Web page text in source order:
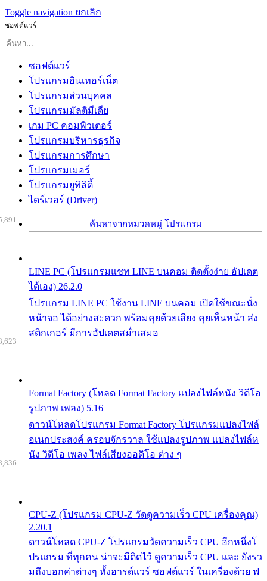
Toggle navigation ยกเลิก
ซอฟต์แวร์
ซอฟต์แวร์
โปรแกรมอินเทอร์เน็ต
โปรแกรมส่วนบุคคล
โปรแกรมมัลติมีเดีย
เกม PC คอมพิวเตอร์
โปรแกรมบริหารธุรกิจ
โปรแกรมการศึกษา
โปรแกรมเมอร์
โปรแกรมยูทิลิตี้
ไดร์เวอร์ (Driver)
ค้นหาจากหมวดหมู่ โปรแกรม
LINE PC (โปรแกรมแชท LINE บนคอม ติดตั้งง่าย อัปเดต
ได้เอง) 26.2.0
โปรแกรม LINE PC ใช้งาน LINE บนคอม เปิดใช้ขณะนั่ง
หน้าจอ ได้อย่างสะดวก พร้อมคุยด้วยเสียง คุยเห็นหน้า ส่ง
สติกเกอร์ มีการอัปเดตสม่ำเสมอ
Format Factory (โหลด Format Factory แปลงไฟล์หนัง วิดีโอ
รูปภาพ เพลง) 5.16
ดาวน์โหลดโปรแกรม Format Factory โปรแกรมแปลงไฟล์
อเนกประสงค์ ครอบจักรวาล ใช้แปลงรูปภาพ แปลงไฟล์ห
นัง วิดีโอ เพลง ไฟล์เสียงออดิโอ ต่าง ๆ
CPU-Z (โปรแกรม CPU-Z วัดดูความเร็ว CPU เครื่องคุณ)
2.20.1
ดาวน์โหลด CPU-Z โปรแกรมวัดความเร็ว CPU อีกหนึ่งโ
ปรแกรม ที่ทุกคน น่าจะมีติดไว้ ดูความเร็ว CPU และ ยังรว
มถึงบอกค่าต่างๆ ทั้งฮารด์แวร์ ซอฟต์แวร์ ในเครื่องด้วย ฟ